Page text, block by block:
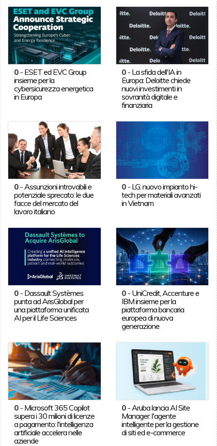
0- ESET ed EVC Group
insieme per la
cybersicurezza energetica
in Europa
0 - La sfida dell'IA in
Europa: Deloitte chiede
nuovi investimenti in
sovranità digitale e
finanziaria
0- Assunzioni introvabili e
potenziale sprecato: le due
facce del mercato del
lavoro italiano
0 - LG: nuovo impianto hi-
tech per materiali avanzati
in Vietnam
0- Dassault Systèmes
punta ad ArisGlobal per
una piattaforma unificata
AI per il Life Sciences
0 - UniCredit, Accenture e
IBM insieme per la
piattaforma bancaria
europea di nuova
generazione
0- Microsoft 365 Copilot
supera i 30 milioni di licenze
a pagamento: l'intelligenza
artificiale accelera nelle
aziende
0 - Aruba lancia AI Site
Manager: l'agente
intelligente per la gestione
di siti ed e-commerce